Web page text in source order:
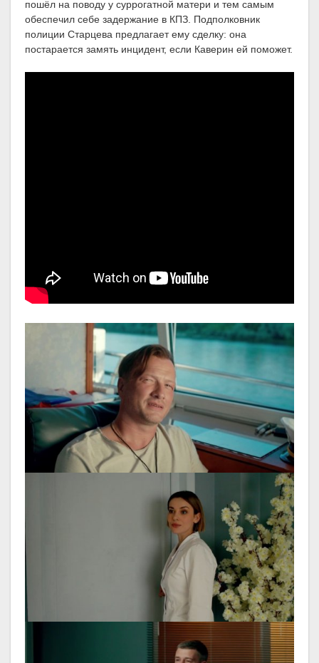
пошёл на поводу у суррогатной матери и тем самым
обеспечил себе задержание в КПЗ. Подполковник
полиции Старцева предлагает ему сделку: она
постарается замять инцидент, если Каверин ей поможет.